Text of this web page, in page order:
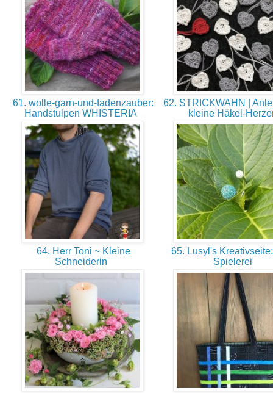
61. wolle-garn-und-fadenzauber:
Handstulpen WHISTERIA
62. STRICKWAHN |
kleine Häkel-
64. Herr Toni ~ Kleine
Schneiderin
65. Lusyl's
Spielerei